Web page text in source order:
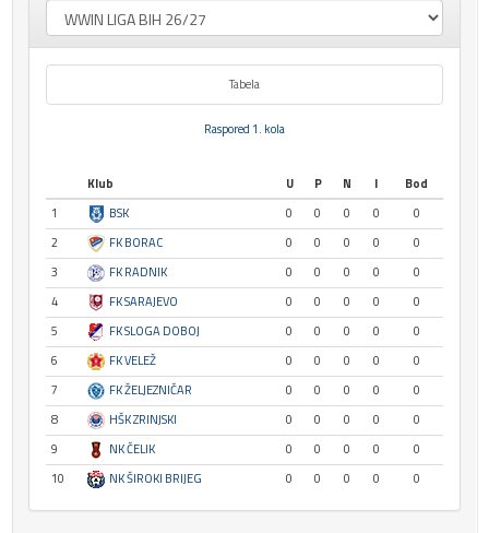
Tabela
Raspored 1. kola
Klub U P N I
Bod
1
BSK 0 0 0 0
0
2
FK BORAC 0 0 0 0
0
3
FK RADNIK 0 0 0 0
0
4
FK SARAJEVO 0 0 0 0
0
5
FK SLOGA DOBOJ 0 0 0 0
0
6
FK VELEŽ 0 0 0 0
0
7
FK ŽELJEZNIČAR 0 0 0 0
0
8
HŠK ZRINJSKI 0 0 0 0
0
9
NK ČELIK 0 0 0 0
0
10
NK ŠIROKI BRIJEG 0 0 0 0 0